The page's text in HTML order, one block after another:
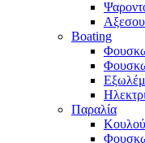
Boating
Παραλία